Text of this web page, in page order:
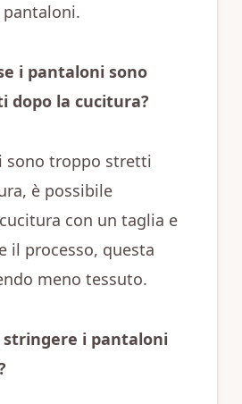
i pantaloni sono
dopo la cucitura?
sono troppo stretti
è possibile
con un taglia e
il processo, questa
meno tessuto.
stringere i pantaloni